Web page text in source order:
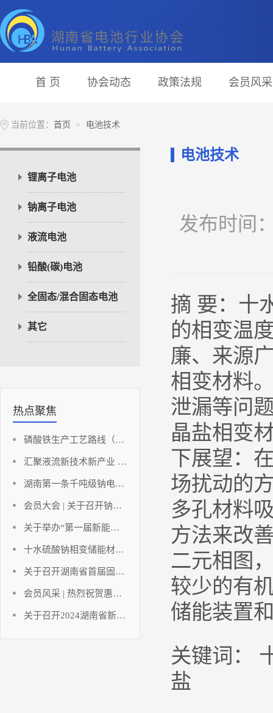
首 页 协会动态 政策法规 会员风采
当前位置： 首页 > 电池技术
锂离子电池
钠离子电池
液流电池
铅酸(碳)电池
全固态/混合固态电池
其它
热点聚焦
磷酸铁生产工艺路线（铁法部分）
汇聚液流新技术新产业 助推湖南储能新能源高地
湖南第一条千吨级钠电负极材料点火投产！
会员大会 | 关于召开钠离子动力电池发展与创新应用论坛暨碳酸锂应用发展分析及应对策略研讨会（会员大会）的通知
关于举办“第一届新能源与储能工程湘江国际论坛暨2023中国（长沙）电池产业博览会”的通知
十水硫酸钠相变储能材料研究进展
关于召开湖南省首届固态电池创新发展论坛暨固态电池技术创新联合体成立大会的通知
会员风采 | 热烈祝贺惠同新材成为湖南省电池行业协会及协会氢能产业技术创新联合体副会长单位！
关于召开2024湖南省新能源电池技术讲座暨湖南省电池行业协会年终工作总结的通知
电池技术
发布时间
摘 要：十
的相变温
廉、来源
相变材料
泄漏等问
晶盐相变
下展望：
场扰动的
多孔材料
方法来改
二元相图
较少的有
储能装置
关键词：
盐